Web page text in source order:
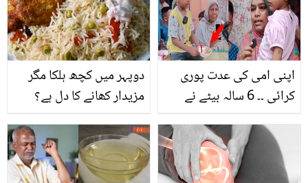
استعمال کرنے پر مجبور ہو
جائیں گے!
دوپہر میں کچھ ہلکا مگر
مزیدار کھانے کا دل ہے؟
مٹر پلاؤ، آلو کے کباب اور
سلاد کے ساتھ
اپنی امی کی عدت پوری
کرائی ۔۔ 6 سالہ بیٹے نے
سپورٹ کرنا شروع کیا؟
دیکھیے